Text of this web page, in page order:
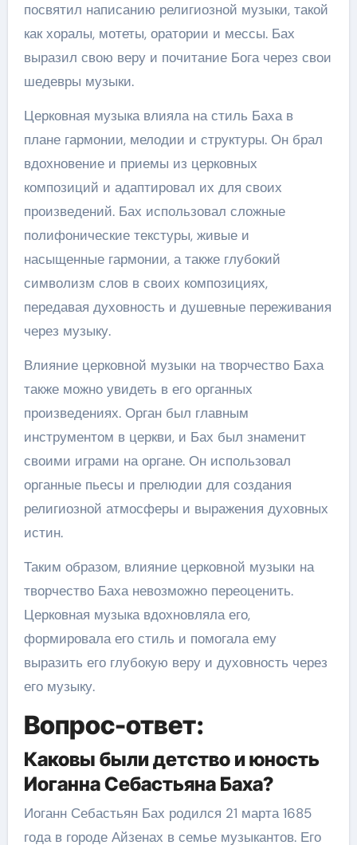
посвятил написанию религиозной музыки, такой
как хоралы, мотеты, оратории и мессы. Бах
выразил свою веру и почитание Бога через свои
шедевры музыки.
Церковная музыка влияла на стиль Баха в
плане гармонии, мелодии и структуры. Он брал
вдохновение и приемы из церковных
композиций и адаптировал их для своих
произведений. Бах использовал сложные
полифонические текстуры, живые и
насыщенные гармонии, а также глубокий
символизм слов в своих композициях,
передавая духовность и душевные переживания
через музыку.
Влияние церковной музыки на творчество Баха
также можно увидеть в его органных
произведениях. Орган был главным
инструментом в церкви, и Бах был знаменит
своими играми на органе. Он использовал
органные пьесы и прелюдии для создания
религиозной атмосферы и выражения духовных
истин.
Таким образом, влияние церковной музыки на
творчество Баха невозможно переоценить.
Церковная музыка вдохновляла его,
формировала его стиль и помогала ему
выразить его глубокую веру и духовность через
его музыку.
Вопрос-ответ:
Каковы были детство и юность
Иоганна Себастьяна Баха?
Иоганн Себастьян Бах родился 21 марта 1685
года в городе Айзенах в семье музыкантов. Его